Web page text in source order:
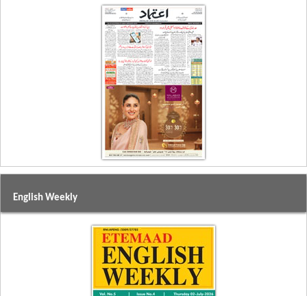
English Weekly